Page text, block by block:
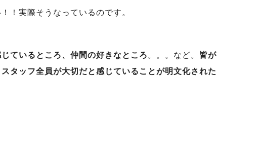
！実際そうなっているのです。
ているところ、仲間の好きなところ 。。。など。 皆が
スタッフ全員が大切だと感じていることが明文化された